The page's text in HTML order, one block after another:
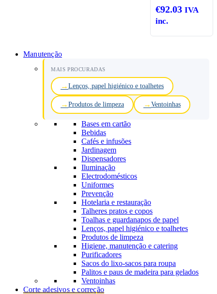
€92.03 IVA
inc.
Manutenção
MAIS PROCURADAS
Lenços, papel higiénico e toalhetes
Produtos de limpeza Ventoinhas
Bases em cartão
Bebidas
Cafés e infusões
Jardinagem
Dispensadores
Iluminação
Electrodomésticos
Uniformes
Prevenção
Hotelaria e restauração
Talheres pratos e copos
Toalhas e guardanapos de papel
Lenços, papel higiénico e toalhetes
Produtos de limpeza
Higiene, manutenção e catering
Purificadores
Sacos do lixo-sacos para roupa
Palitos e paus de madeira para gelados
Ventoinhas
Corte adesivos e correção